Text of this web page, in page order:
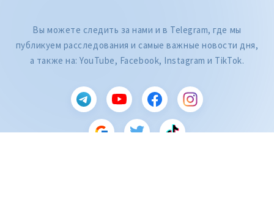
Вы можете следить за нами и в Telegram, где мы
публикуем расследования и самые важные новости дня,
а также на: YouTube, Facebook, Instagram и TikTok.
Citește articolul